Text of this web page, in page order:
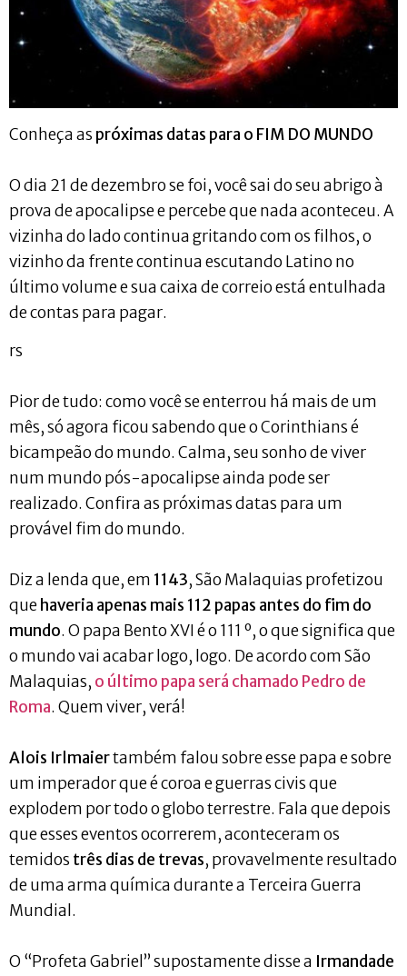
Conheça as próximas datas para o FIM DO MUNDO
O dia 21 de dezembro se foi, você sai do seu abrigo à
prova de apocalipse e percebe que nada aconteceu. A
vizinha do lado continua gritando com os filhos, o
vizinho da frente continua escutando Latino no
último volume e sua caixa de correio está entulhada
de contas para pagar.
rs
Pior de tudo: como você se enterrou há mais de um
mês, só agora ficou sabendo que o Corinthians é
bicampeão do mundo. Calma, seu sonho de viver
num mundo pós-apocalipse ainda pode ser
realizado. Confira as próximas datas para um
provável fim do mundo.
Diz a lenda que, em 1143, São Malaquias profetizou
que haveria apenas mais 112 papas antes do fim do
mundo. O papa Bento XVI é o 111 º, o que significa que
o mundo vai acabar logo, logo. De acordo com São
Malaquias, o último papa será chamado Pedro de
Roma. Quem viver, verá!
Alois Irlmaiertambém falou sobre esse papa e sobre
um imperador que é coroa e guerras civis que
explodem por todo o globo terrestre. Fala que depois
que esses eventos ocorrerem, aconteceram os
temidos três dias de trevas, provavelmente resultado
de uma arma química durante a Terceira Guerra
Mundial.
O “Profeta Gabriel” supostamente disse a Irmandade